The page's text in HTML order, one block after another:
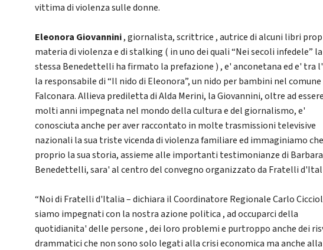
vittima di violenza sulle donne.
Eleonora Giovannini, giornalista, scrittrice , autrice di alcuni libri
materia di violenza e di stalking ( in uno dei quali “Nei secoli infedele” la
stessa Benedettelli ha firmato la prefazione ) , e' anconetana ed e' tra
la responsabile di “Il nido di Eleonora”, un nido per bambini nel
Falconara. Allieva prediletta di Alda Merini, la Giovannini, oltre ad
molti anni impegnata nel mondo della cultura e del giornalismo, e'
conosciuta anche per aver raccontato in molte trasmissioni televisive
nazionali la sua triste vicenda di violenza familiare ed immaginiamo
proprio la sua storia, assieme alle importanti testimonianze di Barbara
Benedettelli, sara' al centro del convegno organizzato da Fratelli
“Noi di Fratelli d'Italia – dichiara il Coordinatore Regionale Carlo
siamo impegnati con la nostra azione politica , ad occuparci della
quotidianita' delle persone , dei loro problemi e purtroppo anche dei
drammatici che non sono solo legati alla crisi economica ma anche